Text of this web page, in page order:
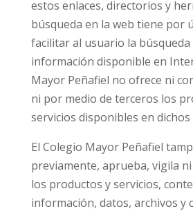
estos enlaces, directorios y
búsqueda en la web tiene por
facilitar al usuario la búsqueda
información disponible en
Mayor Peñafiel no ofrece ni
ni por medio de terceros los
servicios disponibles en
El Colegio Mayor Peñafiel
previamente, aprueba, vigila
los productos y servicios,
información, datos, archivos y